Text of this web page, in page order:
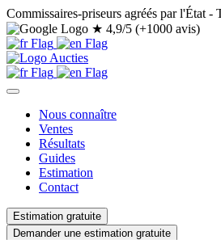
Commissaires-priseurs agréés par l'État -
★ 4,9/5 (+1000 avis)
Nous connaître
Ventes
Résultats
Guides
Estimation
Contact
Estimation gratuite
Demander une estimation gratuite